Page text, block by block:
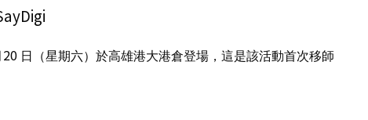
日（星期六）於高雄港大港倉登場，這是該活動首次移師